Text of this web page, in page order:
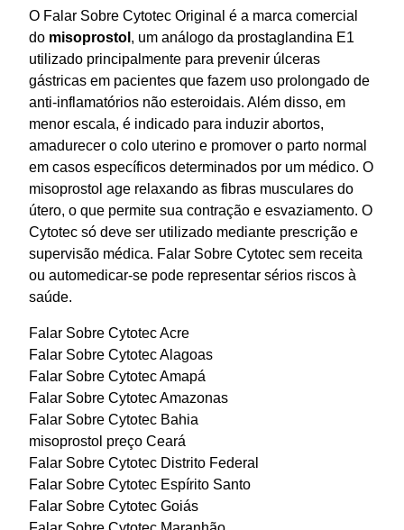
O Falar Sobre Cytotec Original é a marca comercial
do misoprostol , um análogo da prostaglandina E1
utilizado principalmente para prevenir úlceras
gástricas em pacientes que fazem uso prolongado de
anti-inflamatórios não esteroidais. Além disso, em
menor escala, é indicado para induzir abortos,
amadurecer o colo uterino e promover o parto normal
em casos específicos determinados por um médico. O
misoprostol age relaxando as fibras musculares do
útero, o que permite sua contração e esvaziamento. O
Cytotec só deve ser utilizado mediante prescrição e
supervisão médica. Falar Sobre Cytotec sem receita
ou automedicar-se pode representar sérios riscos à
saúde.
Falar Sobre Cytotec Acre
Falar Sobre Cytotec Alagoas
Falar Sobre Cytotec Amapá
Falar Sobre Cytotec Amazonas
Falar Sobre Cytotec Bahia
misoprostol preço Ceará
Falar Sobre Cytotec Distrito Federal
Falar Sobre Cytotec Espírito Santo
Falar Sobre Cytotec Goiás